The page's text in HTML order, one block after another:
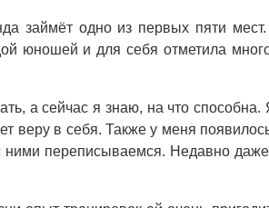
займёт одно из первых пяти
юношей и для себя отметила
а сейчас я знаю, на что
веру в себя. Также у меня
переписываемся. Недавно